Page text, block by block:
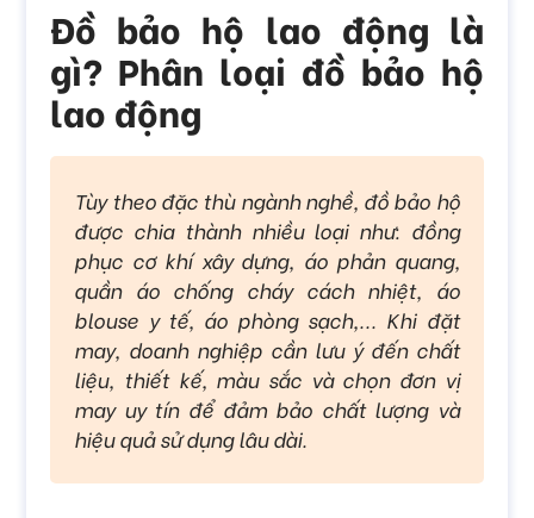
Đồ bảo hộ lao động là
gì? Phân loại đồ bảo hộ
lao động
Tùy theo đặc thù ngành nghề, đồ bảo hộ
được chia thành nhiều loại như: đồng
phục cơ khí xây dựng, áo phản quang,
quần áo chống cháy cách nhiệt, áo
blouse y tế, áo phòng sạch,... Khi đặt
may, doanh nghiệp cần lưu ý đến chất
liệu, thiết kế, màu sắc và chọn đơn vị
may uy tín để đảm bảo chất lượng và
hiệu quả sử dụng lâu dài.